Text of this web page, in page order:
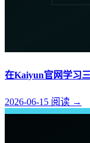
在Kaiyun官网学习
2026-06-15 阅读 →